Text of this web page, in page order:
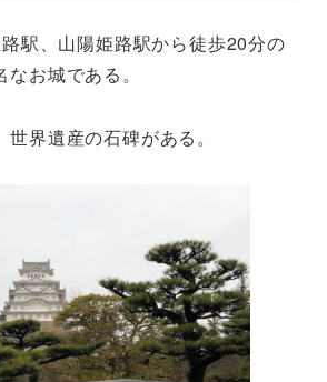
駅、山陽姫路駅から徒歩20分の
お城である。
界遺産の石碑がある。